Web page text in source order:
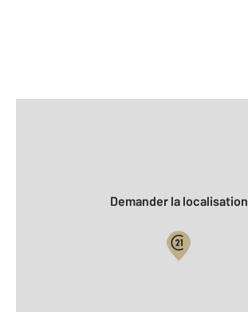
Demander la localisation